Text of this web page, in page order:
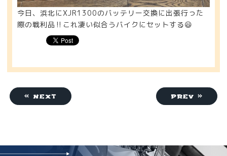
今日、浜北にXJR1300のバッテリー交換に出張行った
際の戦利品‼️これ凄い似合うバイクにセットする😃
« next prev »